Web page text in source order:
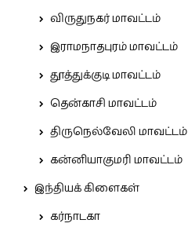
விருதுநகர் மாவட்டம்
இராமநாதபுரம் மாவட்டம்
தூத்துக்குடி மாவட்டம்
தென்காசி மாவட்டம்
திருநெல்வேலி மாவட்டம்
கன்னியாகுமரி மாவட்டம்
இந்தியக் கிளைகள்
கர்நாடகா